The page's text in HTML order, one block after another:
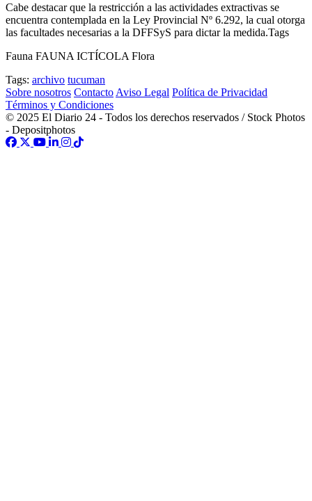
Cabe destacar que la restricción a las actividades extractivas se
encuentra contemplada en la Ley Provincial Nº 6.292, la cual otorga
las facultades necesarias a la DFFSyS para dictar la medida.Tags
Fauna FAUNA ICTÍCOLA Flora
Tags: archivo tucuman
Sobre nosotros Contacto Aviso Legal Política de Privacidad
Términos y Condiciones
© 2025 El Diario 24 - Todos los derechos reservados / Stock Photos
- Depositphotos